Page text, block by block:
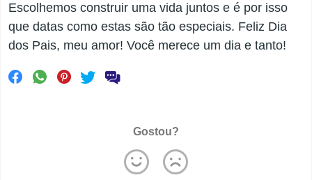
Escolhemos construir uma vida juntos e é por isso
que datas como estas são tão especiais. Feliz Dia
dos Pais, meu amor! Você merece um dia e tanto!
Gostou?